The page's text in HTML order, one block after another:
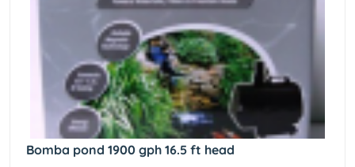
Bomba pond 1900 gph 16.5 ft head